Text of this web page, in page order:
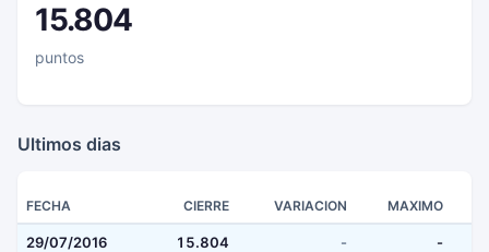
15.804
puntos
Ultimos dias
FECHA CIERRE VARIACION MAXIMO
29/07/2016 15.804 - -